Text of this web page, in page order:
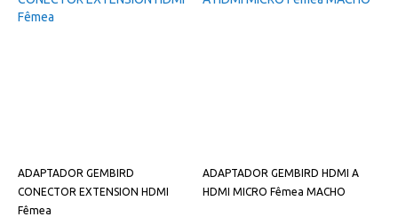
ADAPTADOR GEMBIRD
CONECTOR EXTENSION HDMI
Fêmea
ADAPTADOR GEMBIRD HDMI A
HDMI MICRO Fêmea MACHO